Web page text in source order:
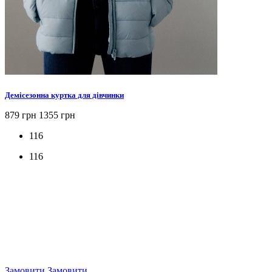
Демісезонна куртка для дівчинки
879 грн 1355 грн
116
116